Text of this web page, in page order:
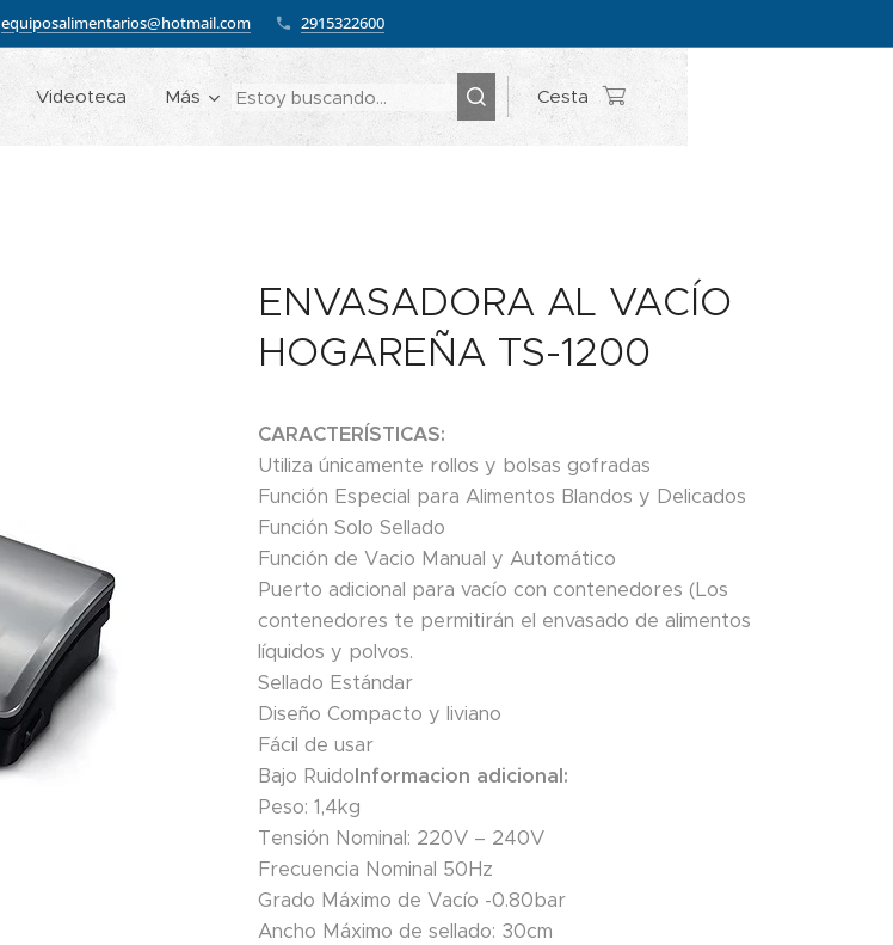
equiposalimentarios@hotmail.com 2915322600
Videoteca Más Cesta
ENVASADORA AL VACÍO
HOGAREÑA TS-1200
CARACTERÍSTICAS:
Utiliza únicamente rollos y bolsas gofradas
Función Especial para Alimentos Blandos y Delicados
Función Solo Sellado
Función de Vacio Manual y Automático
Puerto adicional para vacío con contenedores (Los
contenedores te permitirán el envasado de alimentos
líquidos y polvos.
Sellado Estándar
Diseño Compacto y liviano
Fácil de usar
Bajo RuidoInformacion adicional:
Peso: 1,4kg
Tensión Nominal: 220V – 240V
Frecuencia Nominal 50Hz
Grado Máximo de Vacío -0.80bar
Ancho Máximo de sellado: 30cm